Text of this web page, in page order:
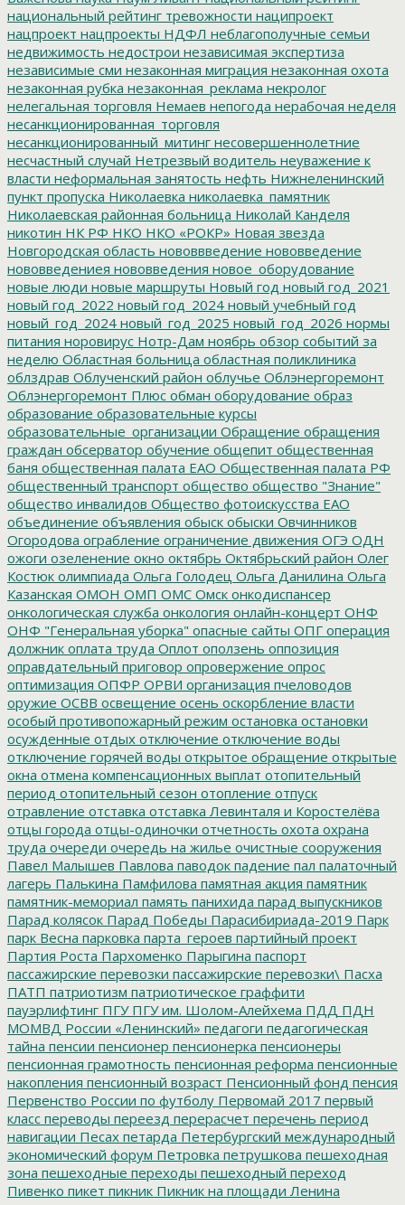
национальный рейтинг тревожности наципроект
нацпроект нацпроекты НДФЛ неблагополучные семьи
недвижимость недострои независимая экспертиза
независимые сми незаконная миграция незаконная охота
незаконная рубка незаконная_реклама некролог
нелегальная торговля Немаев непогода нерабочая неделя
несанкционированная_торговля
несанкционированный_митинг несовершеннолетние
несчастный случай Нетрезвый водитель неуважение к
власти неформальная занятость нефть Нижнеленинский
пункт пропуска Николаевка николаевка_памятник
Николаевская районная больница Николай Канделя
никотин НК РФ НКО НКО «РОКР» Новая звезда
Новгородская область нововвведение нововведение
нововведениея нововведения новое_оборудование
новые люди новые маршруты Новый год новый год_2021
новый год_2022 новый год_2024 новый учебный год
новый_год_2024 новый_год_2025 новый_год_2026 нормы
питания норовирус Нотр-Дам ноябрь обзор событий за
неделю Областная больница областная поликлиника
облздрав Облученский район облучье Облэнергоремонт
Облэнергоремонт Плюс обман оборудование образ
образование образовательные курсы
образовательные_организации Обращение обращения
граждан обсерватор обучение общепит общественная
баня общественная палата ЕАО Общественная палата РФ
общественный транспорт общество общество "Знание"
общество инвалидов Общество фотоискусства ЕАО
объединение объявления обыск обыски Овчинников
Огородова ограбление ограничение движения ОГЭ ОДН
ожоги озеленение окно октябрь Октябрьский район Олег
Костюк олимпиада Ольга Голодец Ольга Данилина Ольга
Казанская ОМОН ОМП ОМС Омск онкодиспансер
онкологическая служба онкология онлайн-концерт ОНФ
ОНФ "Генеральная уборка" опасные сайты ОПГ операция
должник оплата труда Оплот оползень оппозиция
оправдательный приговор опровержение опрос
оптимизация ОПФР ОРВИ организация пчеловодов
оружие ОСВВ освещение осень оскорбление власти
особый противопожарный режим остановка остановки
осужденные отдых отключение отключение воды
отключение горячей воды открытое обращение открытые
окна отмена компенсационных выплат отопительный
период отопительный сезон отопление отпуск
отравление отставка отставка Левинталя и Коростелёва
отцы города отцы-одиночки отчетность охота охрана
труда очереди очередь на жилье очистные сооружения
Павел Малышев Павлова паводок падение пал палаточный
лагерь Палькина Памфилова памятная акция памятник
памятник-мемориал память панихида парад выпускников
Парад колясок Парад Победы Парасибириада-2019 Парк
парк Весна парковка парта_героев партийный проект
Партия Роста Пархоменко Парыгина паспорт
пассажирские перевозки пассажирские перевозки\ Пасха
ПАТП патриотизм патриотическое граффити
пауэрлифтинг ПГУПГУ им. Шолом-Алейхема ПДД ПДН
МОМВД России «Ленинский» педагоги педагогическая
тайна пенсии пенсионер пенсионерка пенсионеры
пенсионная грамотность пенсионная реформа пенсионные
накопления пенсионный возраст Пенсионный фонд пенсия
Первенство России по футболу Первомай 2017 первый
класс переводы переезд перерасчет перечень период
навигации Песах петарда Петербургский международный
экономический форум Петровка петрушкова пешеходная
зона пешеходные переходы пешеходный переход
Пивенко пикет пикник Пикник на площади Ленина